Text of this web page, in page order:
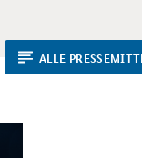
ALLE